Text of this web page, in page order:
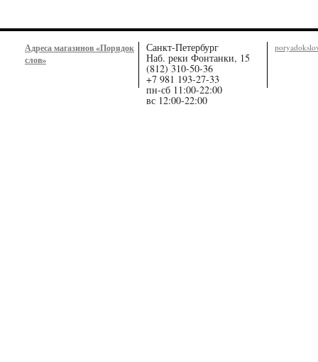
Адреса магазинов «Порядок
слов»
Санкт-Петербург
Наб. реки Фонтанки, 15
(812) 310-50-36
+7 981 193-27-33
пн-сб 11:00-22:00
вс 12:00-22:00